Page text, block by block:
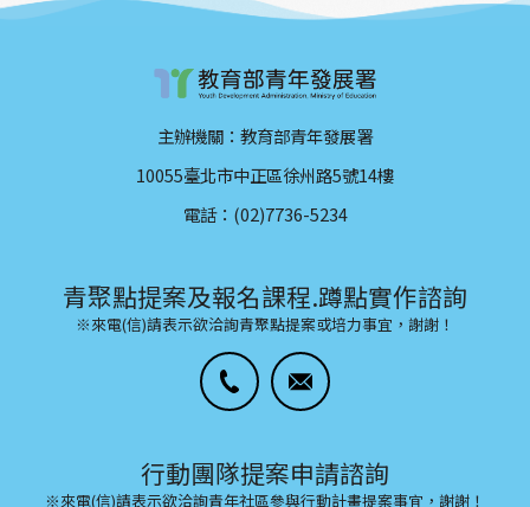
主辦機關：教育部青年發展署
10055臺北市中正區徐州路5號14樓
電話：(02)7736-5234
青聚點提案及報名課程.蹲點實作諮詢
※來電(信)請表示欲洽詢青聚點提案或培力事宜，謝謝！
行動團隊提案申請諮詢
※來電(信)請表示欲洽詢青年社區參與行動計畫提案事宜，謝謝！